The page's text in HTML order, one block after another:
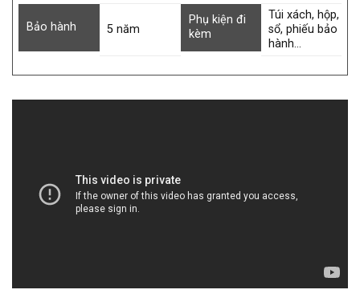
Bảo hành 5 năm
Phụ kiện đi
kèm
Túi xách, hộp,
sổ, phiếu bảo
hành…